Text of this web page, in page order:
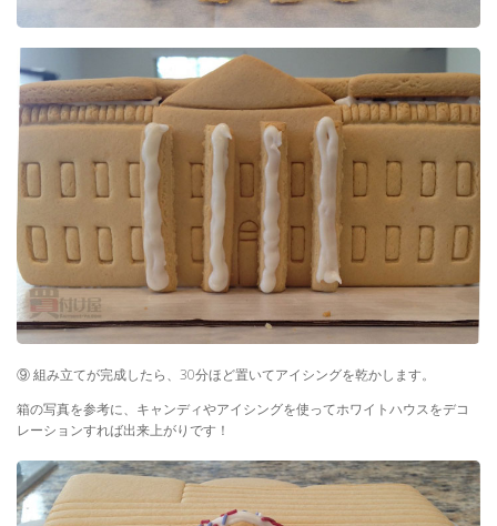
⑨ 組み立てが完成したら、30分ほど置いてアイシングを乾かします。
箱の写真を参考に、キャンディやアイシングを使ってホワイトハウスをデコ
レーションすれば出来上がりです！